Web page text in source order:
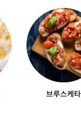
브루스케타